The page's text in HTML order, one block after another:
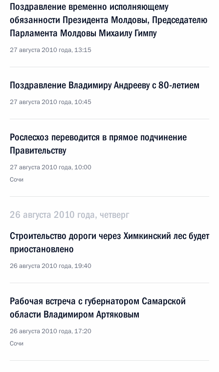
Поздравление временно исполняющему
обязанности Президента Молдовы, Председателю
Парламента Молдовы Михаилу Гимпу
27 августа 2010 года, 13:15
Поздравление Владимиру Андрееву с 80-летием
27 августа 2010 года, 10:45
Рослесхоз переводится в прямое подчинение
Правительству
27 августа 2010 года, 10:00
Сочи
26 августа 2010 года, четверг
Строительство дороги через Химкинский лес будет
приостановлено
26 августа 2010 года, 19:40
Рабочая встреча с губернатором Самарской
области Владимиром Артяковым
26 августа 2010 года, 17:20
Сочи